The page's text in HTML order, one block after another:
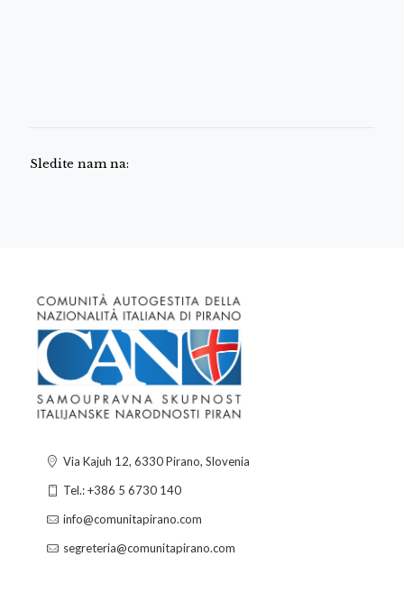
Sledite nam na:
Via Kajuh 12, 6330 Pirano, Slovenia
Tel.: +386 5 6730 140
info@comunitapirano.com
segreteria@comunitapirano.com